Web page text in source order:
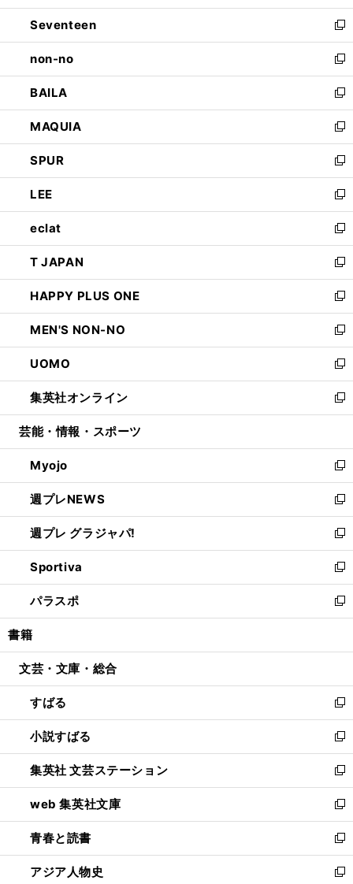
開
く
ウ
で
開
く
ン
ド
ウ
で
開
く
Seventeen
新
し
い
ウ
ィ
ン
ド
ウ
で
開
く
non-no
新
し
い
ウ
ィ
ン
ド
ウ
で
開
く
BAILA
新
し
い
ウ
ィ
ン
ド
ウ
で
開
く
MAQUIA
新
し
い
ウ
ィ
ン
ド
ウ
で
開
く
SPUR
新
し
い
ウ
ィ
ン
ド
ウ
で
開
く
LEE
新
し
い
ウ
ィ
ン
ド
ウ
で
開
く
eclat
新
し
い
ウ
ィ
ン
ド
ウ
で
開
く
T JAPAN
新
し
い
ウ
ィ
ン
ド
ウ
で
開
HAPPY PLUS ONE
新
し
い
ウ
ィ
ン
ド
ウ
開
く
MEN'S NON-NO
新
し
い
ウ
ィ
ン
ウ
で
開
く
UOMO
新
し
い
ウ
ン
ド
ウ
で
開
く
集英社オンライン
新
し
ウ
ィ
ン
ド
ウ
で
開
く
芸能・情報・スポーツ
Myojo
新
し
い
ウ
ィ
ン
ド
ウ
で
開
週プレNEWS
新
し
い
ウ
ィ
ン
ド
ウ
開
週プレ グラジャパ!
新
し
い
ウ
ィ
ン
ウ
開
く
Sportiva
新
し
い
ウ
ン
ウ
で
開
く
パラスポ
新
し
ウ
ン
ド
ウ
で
開
く
書籍
文芸・文庫・総合
すばる
新
し
い
ウ
ィ
ン
ド
ウ
で
開
く
小説すばる
新
し
い
ウ
ィ
ン
ド
ウ
で
集英社 文芸ステーション
新
し
い
ウ
ィ
ン
ド
web 集英社文庫
新
し
い
ウ
ィ
青春と読書
新
し
い
アジア人物史
新